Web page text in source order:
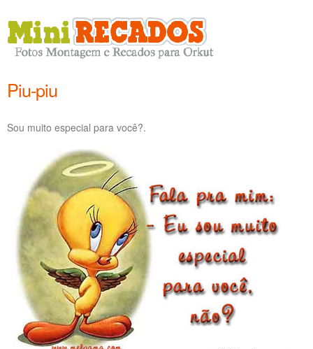
Piu-piu
Sou muito especial para você?.